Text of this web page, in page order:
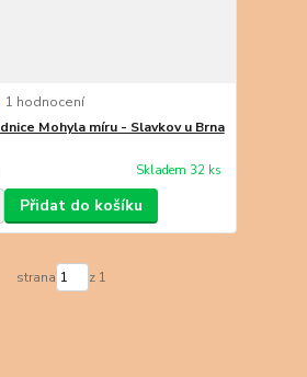
1 hodnocení
Mohyla míru - Slavkov u Brna
Skladem 32 ks
Přidat do košíku
strana z 1